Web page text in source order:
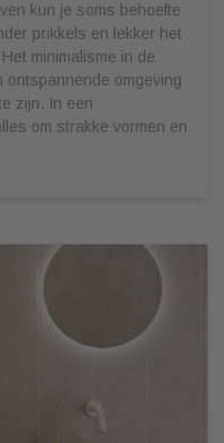
kun je soms behoefte
prikkels en lekker het
minimalisme in de
ontspannende omgeving
zijn. In een
om strakke vormen en